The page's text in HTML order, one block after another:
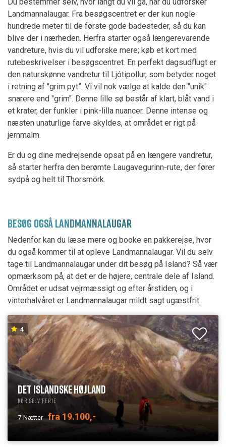
Landmannalaugar. Fra besøgscentret er der kun nogle
hundrede meter til de første gode badesteder, så du kan
blive der i nærheden. Herfra starter også længerevarende
vandreture, hvis du vil udforske mere; køb et kort med
rutebeskrivelser i besøgscentret. En perfekt dagsudflugt er
den naturskønne vandretur til Ljótipollur, som betyder noget
i retning af "grim pyt”. Vi vil nok vælge at kalde den "unik"
snarere end "grim". Denne lille sø består af klart, blåt vand i
et krater, der funkler i pink-lilla nuancer. Denne intense og
næsten unaturlige farve skyldes, at området er rigt på
jernmalm.
Er du og dine medrejsende opsat på en længere vandretur,
så starter herfra den berømte Laugavegurinn-rute, der fører
sydpå og helt til Thorsmörk.
BESØG OGSÅ LANDMANNALAUGAR
Nedenfor kan du læse mere og booke en pakkerejse, hvor
du også kommer til at opleve Landmannalaugar. Vil du selv
tage til Landmannalaugar under dit besøg på Island? Så vær
opmærksom på, at det er de højere, centrale dele af Island.
Området er udsat vejrmæssigt og efter årstiden, og i
vinterhalvåret er Landmannalaugar mildt sagt ugæstfrit.
4
DET ISLANDSKE HØJLAND
Kør selv ferie
7 Nætter fra 19.100,-